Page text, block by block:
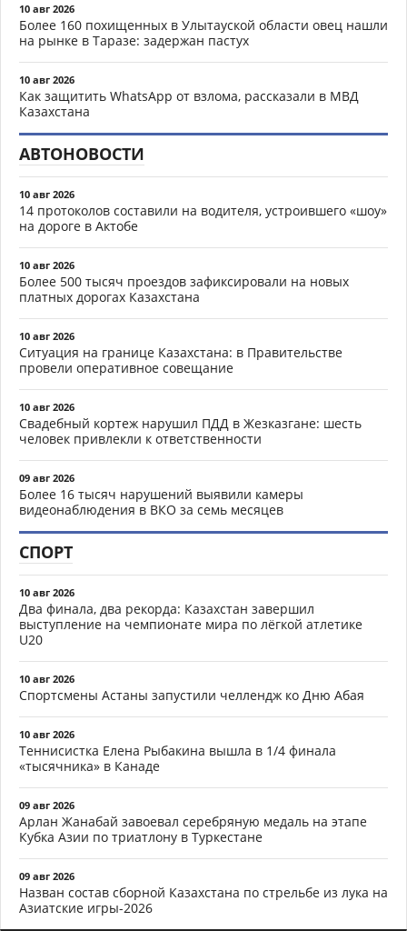
10 авг 2026
Более 160 похищенных в Улытауской области овец нашли
на рынке в Таразе: задержан пастух
10 авг 2026
Как защитить WhatsApp от взлома, рассказали в МВД
Казахстана
АВТОНОВОСТИ
10 авг 2026
14 протоколов составили на водителя, устроившего «шоу»
на дороге в Актобе
10 авг 2026
Более 500 тысяч проездов зафиксировали на новых
платных дорогах Казахстана
10 авг 2026
Ситуация на границе Казахстана: в Правительстве
провели оперативное совещание
10 авг 2026
Свадебный кортеж нарушил ПДД в Жезказгане: шесть
человек привлекли к ответственности
09 авг 2026
Более 16 тысяч нарушений выявили камеры
видеонаблюдения в ВКО за семь месяцев
СПОРТ
10 авг 2026
Два финала, два рекорда: Казахстан завершил
выступление на чемпионате мира по лёгкой атлетике
U20
10 авг 2026
Спортсмены Астаны запустили челлендж ко Дню Абая
10 авг 2026
Теннисистка Елена Рыбакина вышла в 1/4 финала
«тысячника» в Канаде
09 авг 2026
Арлан Жанабай завоевал серебряную медаль на этапе
Кубка Азии по триатлону в Туркестане
09 авг 2026
Назван состав сборной Казахстана по стрельбе из лука на
Азиатские игры-2026